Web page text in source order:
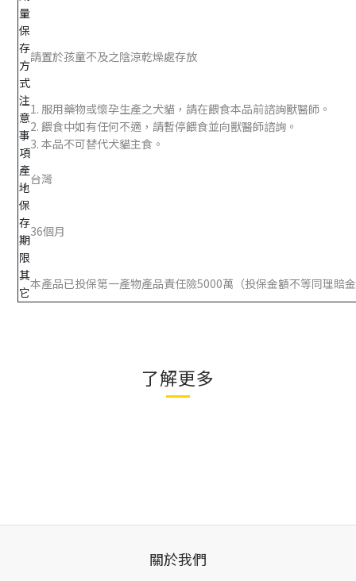
量
保
存
方
式
請置於孩童不及之陰涼乾燥處存放
注
意
事
項
1. 服用藥物或懷孕生產之犬貓，請在餵食本品前諮詢獸醫師。
2. 餵食中如有任何不適，請暫停餵食並向獸醫師諮詢。
3. 本品不可替代犬貓主食。
產
地
台灣
保
存
期
限
36個月
其
它
本產品已投保第一產物產品責任險5000萬（投保金額不等同理賠
了解更多
關於我們